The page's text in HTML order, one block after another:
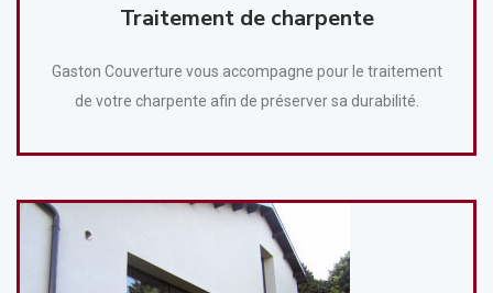
Traitement de charpente
Gaston Couverture vous accompagne pour le traitement
de votre charpente afin de préserver sa durabilité.